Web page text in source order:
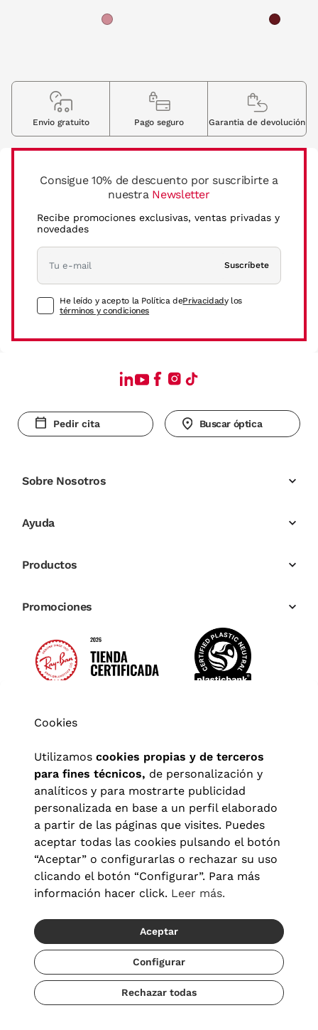
Consigue 10% de descuento por suscribirte a
nuestra Newsletter
Recibe promociones exclusivas, ventas privadas y
novedades
Suscríbete
He leído y acepto la Política dePrivacidady los
términos y condiciones
Envio gratuito Pago seguro Garantia de devolución
Pedir cita Buscar óptica
Sobre Nosotros
Ayuda
Productos
Promociones
Aviso legal| Política de privacidad Términos y condiciones
Política de cookies|Configuración de cookies
© 2026 Visionlab España
Cookies
Utilizamos cookies propias y de terceros
para fines técnicos, de personalización y
analíticos y para mostrarte publicidad
personalizada en base a un perfil elaborado
a partir de las páginas que visites. Puedes
aceptar todas las cookies pulsando el botón
“Aceptar” o configurarlas o rechazar su uso
clicando el botón “Configurar”. Para más
información hacer click. Leer más.
Aceptar
Configurar
Rechazar todas